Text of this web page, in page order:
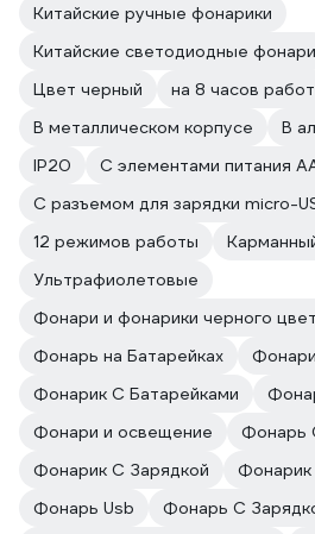
Китайские ручные фонарики
Китайские светодиодные фонари
Цвет черный
на 8 часов
В металлическом корпусе
В
IP20
С элементами питания
С разъемом для зарядки micro-
12 режимов работы
Ультрафиолетовые
Фонари и фонарики черного
Фонарь на Батарейках
Фонарик С Батарейками
Фонари и освещение
Фонарь
Фонарик С Зарядкой
Фонарик
Фонарь Usb
Фонарь С